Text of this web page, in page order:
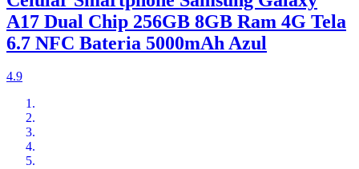
A17 Dual Chip 256GB 8GB Ram 4G Tela
6.7 NFC Bateria 5000mAh Azul
4.9